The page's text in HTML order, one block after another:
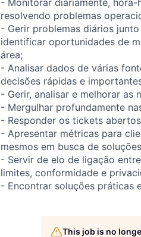
resolvendo problemas
- Gerir problemas diários
identificar oportunidades de
área;
- Analisar dados de várias
decisões rápidas e
- Gerir, analisar e melhorar as
- Mergulhar profundamente
- Responder os tickets
- Apresentar métricas para
mesmos em busca de
- Servir de elo de ligação
limites, conformidade e
- Encontrar soluções práticas
This job is no